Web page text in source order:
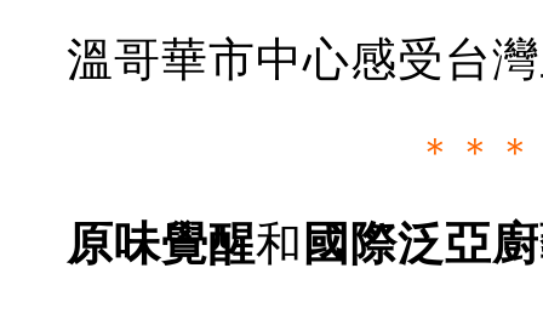
溫哥華市中心感受台
＊＊
原味覺醒和 國際泛亞